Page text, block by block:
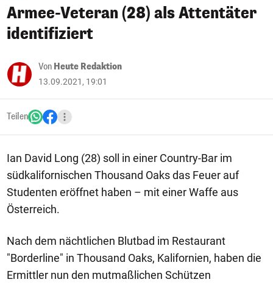
Armee-Veteran (28) als Attentäter
identifiziert
Von Heute Redaktion
13.09.2021, 19:01
Teilen
Ian David Long (28) soll in einer Country-Bar im
südkalifornischen Thousand Oaks das Feuer auf
Studenten eröffnet haben – mit einer Waffe aus
Österreich.
Nach dem nächtlichen Blutbad im Restaurant
"Borderline" in Thousand Oaks, Kalifornien, haben die
Ermittler nun den mutmaßlichen Schützen